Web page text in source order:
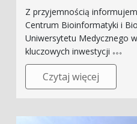
Z przyjemnością
Centrum Bioinformatyki i
Uniwersytetu Medycznego
kluczowych inwestycji
Czytaj więcej